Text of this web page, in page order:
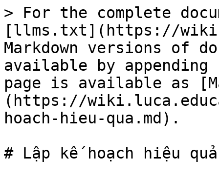
> For the complete
[llms.txt](https://
Markdown versions of
available by
page is available as
(https://
hoach-hieu-qua.md).
# Lập kế hoạch hiệu quả